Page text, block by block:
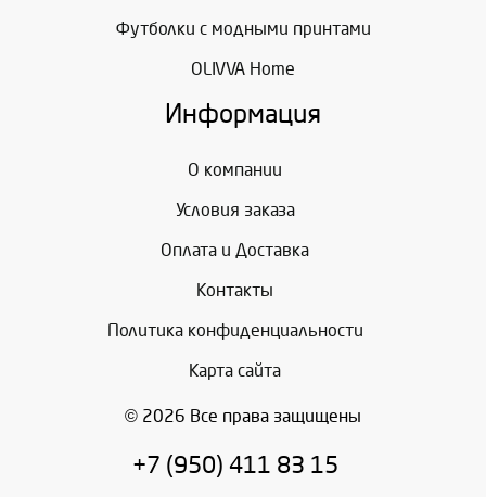
Футболки с модными принтами
OLIVVA Home
Информация
О компании
Условия заказа
Оплата и Доставка
Контакты
Политика конфиденциальности
Карта сайта
© 2026 Все права защищены
+7 (950) 411 83 15